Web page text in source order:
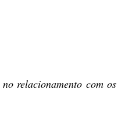
relacionamento com os